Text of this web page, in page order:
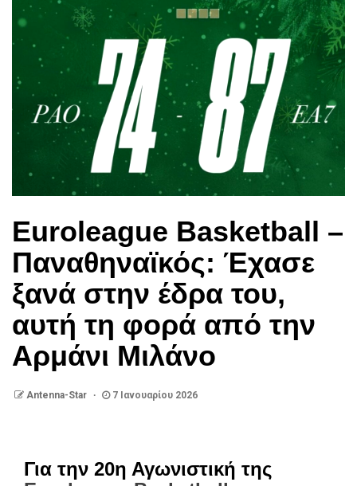
Euroleague Basketball –
Παναθηναϊκός: Έχασε
ξανά στην έδρα του,
αυτή τη φορά από την
Αρμάνι Μιλάνο
Antenna-Star 7 Ιανουαρίου 2026
Για την 20η Αγωνιστική της